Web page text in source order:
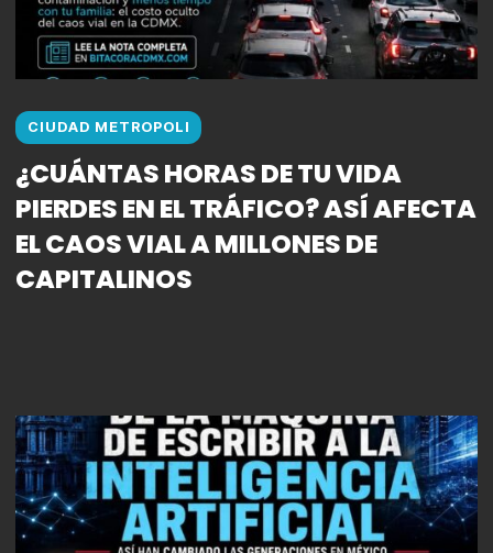
CIUDAD METROPOLI
¿CUÁNTAS HORAS DE TU VIDA
PIERDES EN EL TRÁFICO? ASÍ AFECTA
EL CAOS VIAL A MILLONES DE
CAPITALINOS